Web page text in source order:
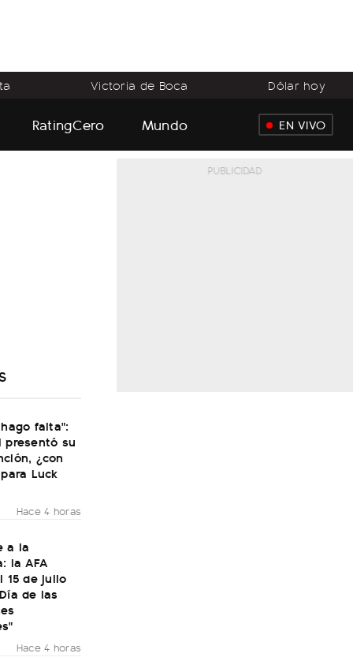
Victoria de Boca Dólar hoy
RatingCero Mundo EN VIVO
falta":
presentó su
¿con
Luck
Hace 4 horas
a la
la AFA
15 de julio
de las
Hace 4 horas